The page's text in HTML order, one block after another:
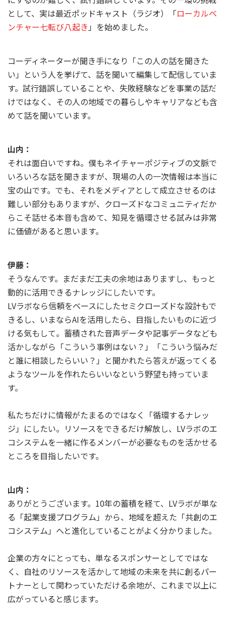
として、実は最近ポッドキャスト（ラジオ）「ローカルベ
ンチャー七転び八起き 」を始めました。
コーディネーターが聞き手になり「この人の話を聞きた
い」という人を挙げて、話を聞いて編集して配信していま
す。試行錯誤していることや、失敗経験などを事業の話だ
けではなく、その人の地域での暮らしやキャリアなども含
めて話を聞いています。
山内：
それは面白いですね。僕もネイチャーポジティブの文脈で
いろいろな話を聞きますが、現場の人の一次情報は本当に
宝の山です。でも、それをメディアとして成立させるのは
難しい部分もありますが、クローズドなコミュニティだか
らこそ話せる本音も含めて、知見を循環させる試みは非常
に価値があると思います。
伊藤：
そうなんです。まだまだ工夫の余地はありますし、もっと
動的に活用できるナレッジにしたいです。
LVラボなら信頼をベースにしたセミクローズドな設計もで
きるし、いまならAIを活用したら、目指したいものに近づ
ける気もして。蓄積された音声データや記事データなども
活かしながら「こういう事例はない？」「こういう悩みだ
と誰に相談したらいい？」と聞かれたら答えが返ってくる
ようなツールを作れたらいいなという野望も持っていま
す。
私たちだけに情報がたまるのではなく「循環するナレッ
ジ」にしたい。リソースをできるだけ解放し、LVラボのエ
コシステムを一緒に作るメンバーが必要なものを活かせる
ところを目指したいです。
山内：
ありがとうございます。10年の蓄積を経て、LVラボが単な
る「起業支援プログラム」から、地域を超えた「共創のエ
コシステム」へと進化していることがよく分かりました。
企業の方々にとっても、単なるスポンサーとしてではな
く、自社のリソースを活かして地域の未来を共に創るパー
トナーとして関わっていただける余地が、これまで以上に
広がっていると感じます。